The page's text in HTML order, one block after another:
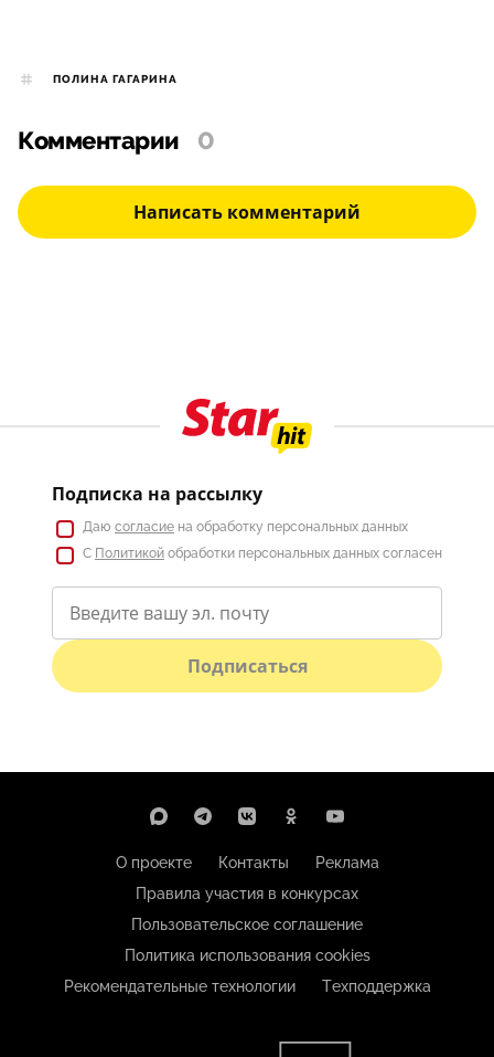
ПОЛИНА ГАГАРИНА
Комментарии 0
Написать комментарий
Подписка на рассылку
Даю согласие на обработку персональных данных
С Политикой обработки персональных данных согласен
Подписаться
О проекте Контакты
Реклама
Правила участия в конкурсах
Пользовательское соглашение
Политика использования cookies
Рекомендательные технологии
Техподдержка